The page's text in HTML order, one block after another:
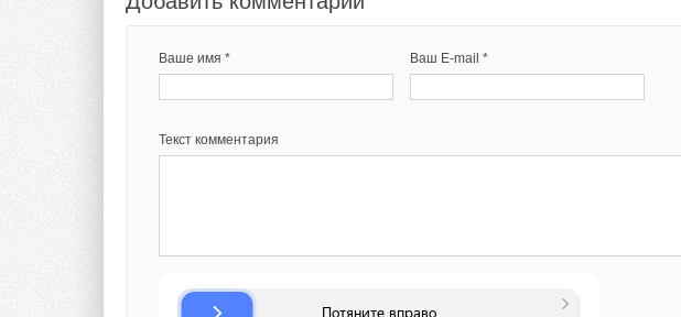
Ваше имя * Ваш E-mail *
Текст комментария
Текст комментария